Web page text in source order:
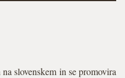
slovenskem in se promovira